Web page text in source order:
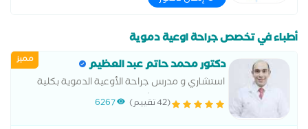
أطباء في تخصص جراحة اوعية دموية
مميز دكتور محمد حاتم عبد العظيم
استشاري و مدرس جراحة الأوعية الدموية بكلية
الطب جامعة عين شمس عضو الجمعية لاوروبية
(42 تقييم) 6267